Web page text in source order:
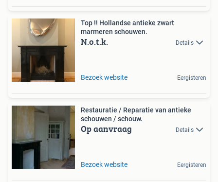
Top !! Hollandse antieke zwart
marmeren schouwen.
N.o.t.k. Details
Bezoek website Eergisteren
Restauratie / Reparatie van antieke
schouwen / schouw.
Op aanvraag Details
Bezoek website Eergisteren